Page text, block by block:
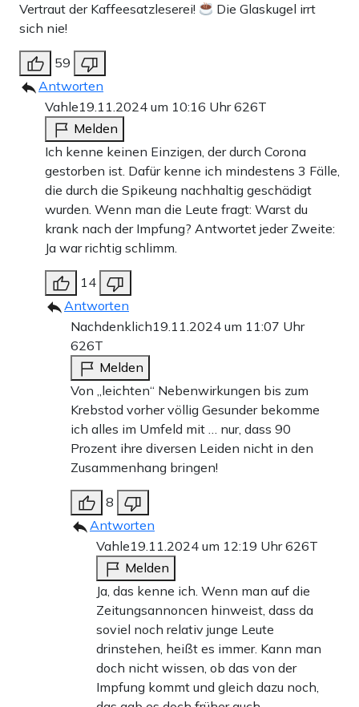
Vertraut der Kaffeesatzleserei!
Die Glaskugel irrt
sich nie!
59
Antworten
Vahle19.11.2024 um 10:16 Uhr626T
Melden
Ich kenne keinen Einzigen, der durch Corona
gestorben ist. Dafür kenne ich mindestens 3 Fälle,
die durch die Spikeung nachhaltig geschädigt
wurden. Wenn man die Leute fragt: Warst du
krank nach der Impfung? Antwortet jeder Zweite:
Ja war richtig schlimm.
14
Antworten
Nachdenklich19.11.2024 um 11:07 Uhr
626T
Melden
Von „leichten“ Nebenwirkungen bis zum
Krebstod vorher völlig Gesunder bekomme
ich alles im Umfeld mit … nur, dass 90
Prozent ihre diversen Leiden nicht in den
Zusammenhang bringen!
8
Antworten
Vahle19.11.2024 um 12:19 Uhr626T
Melden
Ja, das kenne ich. Wenn man auf die
Zeitungsannoncen hinweist, dass da
soviel noch relativ junge Leute
drinstehen, heißt es immer. Kann man
doch nicht wissen, ob das von der
Impfung kommt und gleich dazu noch,